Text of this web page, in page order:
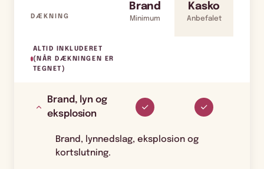
DÆKNING
Brand
Minimum
Kasko
Anbefalet
ALTID INKLUDERET
(NÅR DÆKNINGEN ER
TEGNET)
Brand, lyn og
eksplosion
Brand, lynnedslag, eksplosion og
kortslutning.